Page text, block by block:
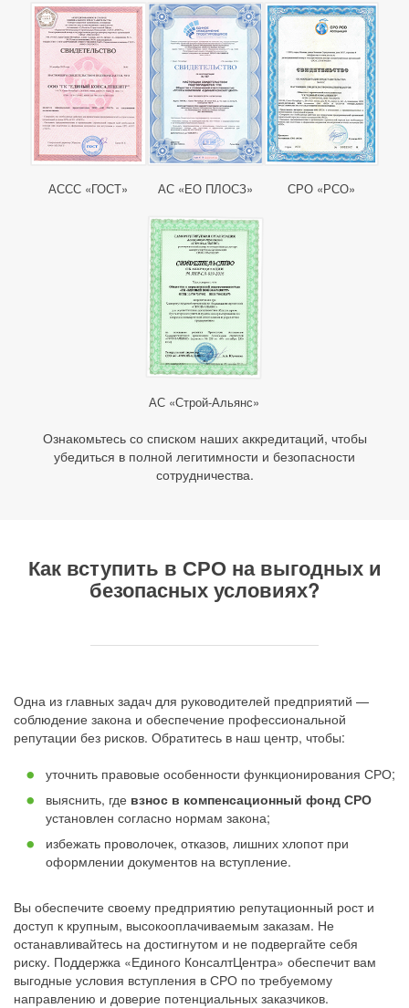
АССС «ГОСТ» АС «ЕО ПЛОСЗ» СРО «РСО»
АС «Строй-Альянс»
Ознакомьтесь со списком наших аккредитаций, чтобы
убедиться в полной легитимности и безопасности
сотрудничества.
Как вступить в СРО на выгодных и
безопасных условиях?
Одна из главных задач для руководителей предприятий —
соблюдение закона и обеспечение профессиональной
репутации без рисков. Обратитесь в наш центр, чтобы:
уточнить правовые особенности функционирования СРО;
выяснить, где взнос в компенсационный фонд СРО
установлен согласно нормам закона;
избежать проволочек, отказов, лишних хлопот при
оформлении документов на вступление.
Вы обеспечите своему предприятию репутационный рост и
доступ к крупным, высокооплачиваемым заказам. Не
останавливайтесь на достигнутом и не подвергайте себя
риску. Поддержка «Единого КонсалтЦентра» обеспечит вам
выгодные условия вступления в СРО по требуемому
направлению и доверие потенциальных заказчиков.